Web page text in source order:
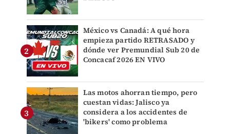
México vs Canadá: A qué hora
empieza partido RETRASADO y
dónde ver Premundial Sub 20 de
Concacaf 2026 EN VIVO
Las motos ahorran tiempo, pero
cuestan vidas: Jalisco ya
considera a los accidentes de
'bikers' como problema